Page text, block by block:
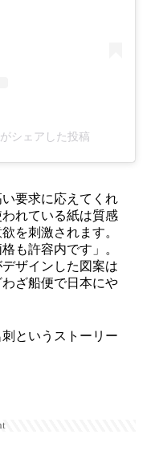
シェアした投稿
要求に応えてくれ
れている紙は質感
を刺激されます。
も許容内です」。
ザインした図案は
ざ船便で日本にや
というストーリー